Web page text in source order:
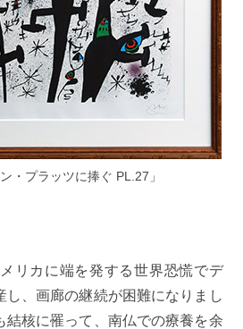
・プラッツに捧ぐ PL.27」
リカに端を発する世界恐慌でデ
し、画廊の継続が困難になりまし
結核に罹って、南仏での療養を余